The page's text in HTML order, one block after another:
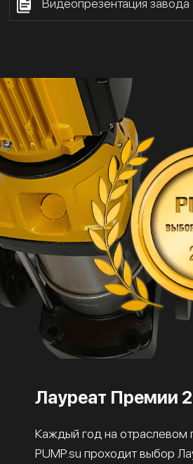
Видеопрезентация завода
Лауреат Премии
Каждый год на отраслевом
PUMP.su проходит выбор